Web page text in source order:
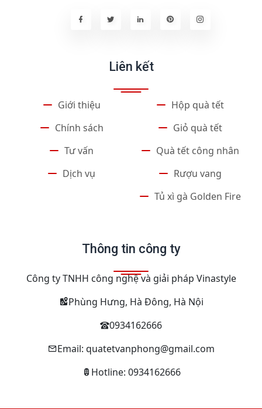
Liên kết
Giới thiệu
Chính sách
Tư vấn
Dịch vụ
Hộp quà tết
Giỏ quà tết
Quà tết công nhân
Rượu vang
Tủ xì gà Golden Fire
Thông tin công ty
Công ty TNHH công nghệ và giải pháp Vinastyle
Phùng Hưng, Hà Đông, Hà Nội
0934162666
Email: quatetvanphong@gmail.com
Hotline: 0934162666